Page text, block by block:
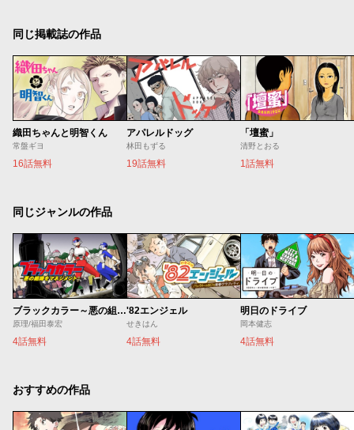
同じ掲載誌の作品
織田ちゃんと明智くん
常盤ギヨ
16話無料
アパレルドッグ
林田もずる
19話無料
「壇蜜」
清野とおる
1話無料
同じジャンルの作品
ブラックカラー～悪の組織をマネジメント～
原理/福田泰宏
4話無料
'82エンジェル
せきはん
4話無料
明日のドライブ
岡本健志
4話無料
おすすめの作品